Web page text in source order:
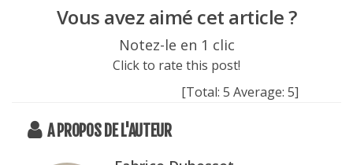
Vous avez aimé cet article ?
Notez-le en 1 clic
Click to rate this post!
[Total: 5 Average: 5]
A PROPOS DE L'AUTEUR